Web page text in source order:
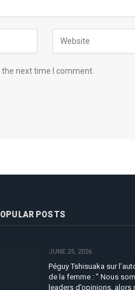
next time I comment.
POSTS
JUNE 25, 2026
Péguy Tshisuaka sur
de la femme : ” Nous
leaders d’opinions,